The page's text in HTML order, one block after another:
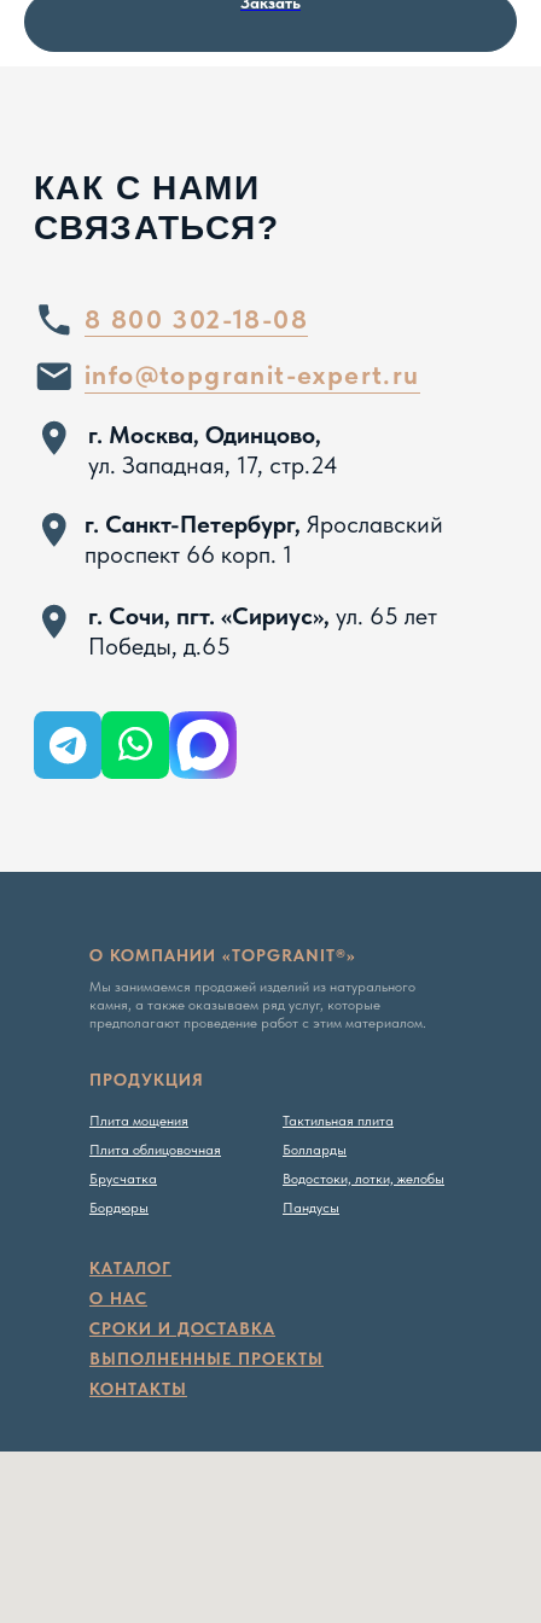
О КОМПАНИИ «TOPGRANIT®»
Мы занимаемся продажей изделий из натурального
камня, а также оказываем ряд услуг, которые
предполагают проведение работ с этим материалом.
Тактильная плита
Болларды
Водостоки, лотки, желобы
Пандусы
КАТАЛОГ
О НАС
СРОКИ И ДОСТАВКА
ВЫПОЛНЕННЫЕ ПРОЕКТЫ
КОНТАКТЫ
ПРОДУКЦИЯ
Плита мощения
Плита облицовочная
Брусчатка
Бордюры
Политика конфиденциальности
Вся представленная на сайте информация, касающаяся
технических характеристик, наличия на складе, стоимости